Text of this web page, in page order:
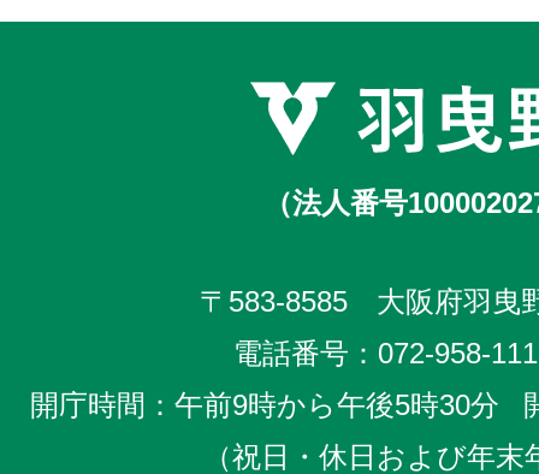
（法人番号
〒583-8585 大阪府羽曳
電話番号： 072-958-
開庁時間：午前9時から午後5時30分
（祝日・休日および年